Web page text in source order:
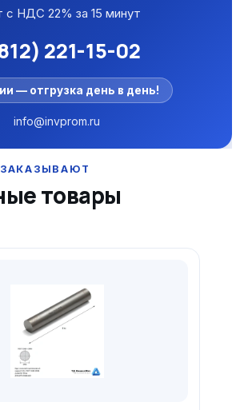
с НДС 22% за 15 минут
221-15-02
— отгрузка день в день!
info@invprom.ru
товары